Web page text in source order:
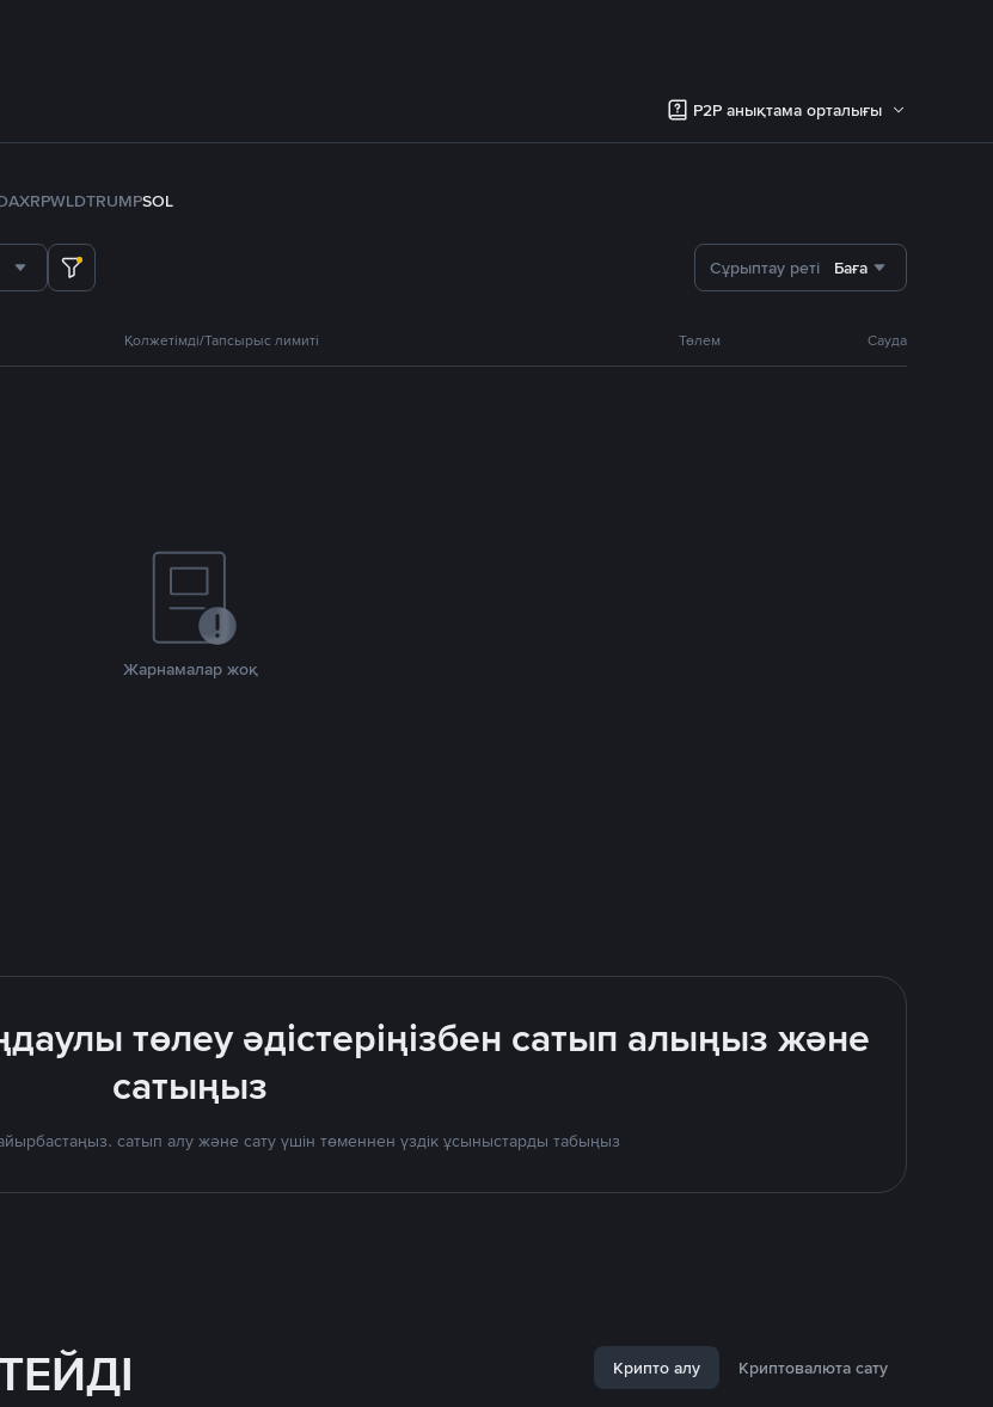
P2P анықтама орталығы
XRPWLDTRUMPSOL
Сұрыптау реті Баға
Қолжетімді/Тапсырыс лимиті Төлем Сауда
Жарнамалар жоқ
төлеу әдістеріңізбен сатып алыңыз және
сатыңыз
сатып алу және сату үшін төменнен үздік ұсыныстарды табыңыз
Крипто алу Криптовалюта сату